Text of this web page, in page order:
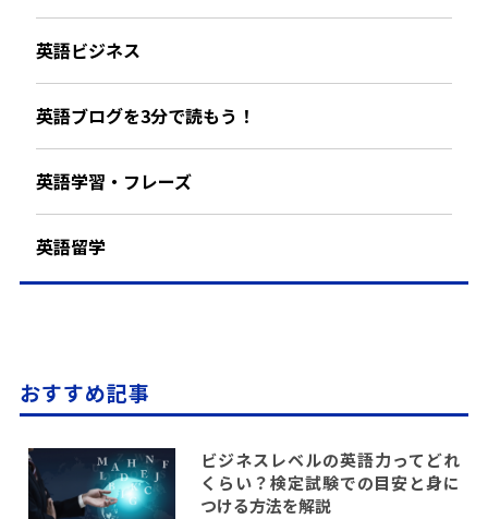
英語ビジネス
英語ブログを3分で読もう！
英語学習・フレーズ
英語留学
おすすめ記事
ビジネスレベルの英語力ってどれ
くらい？検定試験での目安と身に
つける方法を解説